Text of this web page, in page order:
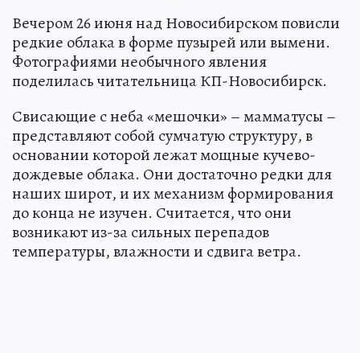
Вечером 26 июня над Новосибирском повисли
редкие облака в форме пузырей или вымени.
Фотографиями необычного явления
поделилась читательница КП-Новосибирск.
Свисающие с неба «мешочки» – мамматусы –
представляют собой сумчатую структуру, в
основании которой лежат мощные кучево-
дождевые облака. Они достаточно редки для
наших широт, и их механизм формирования
до конца не изучен. Считается, что они
возникают из-за сильных перепадов
температуры, влажности и сдвига ветра.